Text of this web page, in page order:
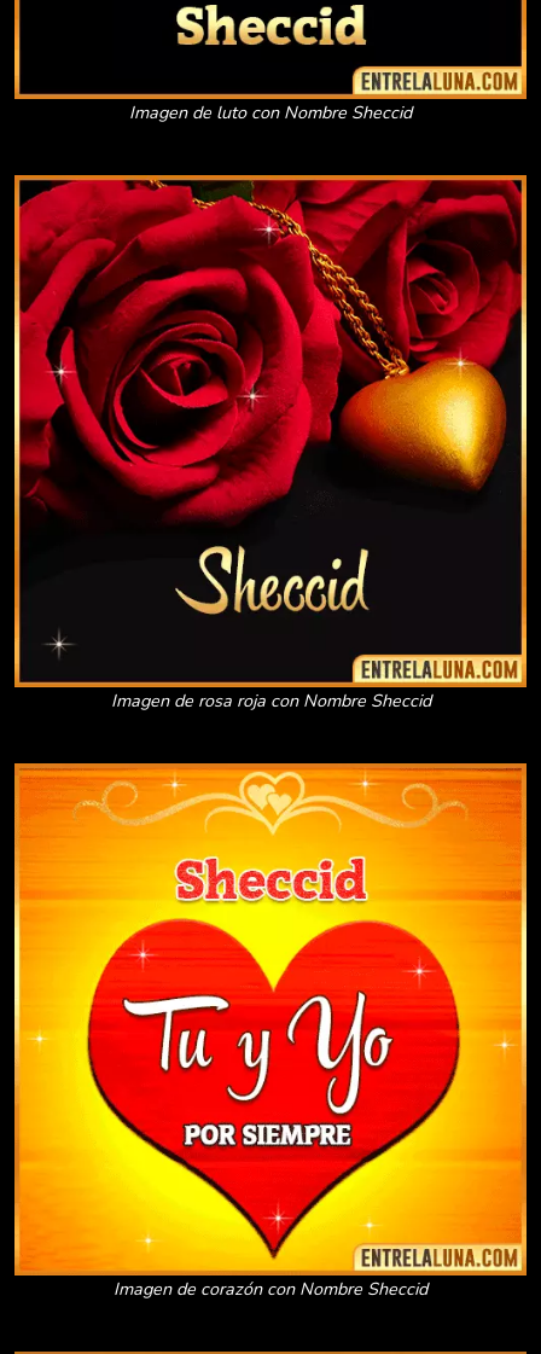
Imagen de luto con Nombre Sheccid
Imagen de rosa roja con Nombre Sheccid
Imagen de corazón con Nombre Sheccid